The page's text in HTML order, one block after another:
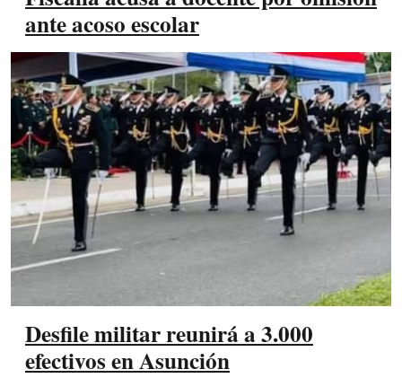
ante acoso escolar
Desfile militar reunirá a 3.000
efectivos en Asunción